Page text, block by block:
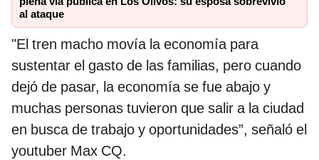
al ataque
"El tren macho movía la economía para
sustentar el gasto de las familias, pero cuando
dejó de pasar, la economía se fue abajo y
muchas personas tuvieron que salir a la ciudad
en busca de trabajo y oportunidades”, señaló el
youtuber Max CQ.